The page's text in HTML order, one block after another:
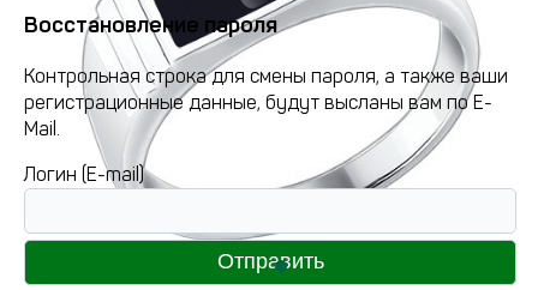
Восстановление пароля
Контрольная строка для смены пароля, а также ваши
регистрационные данные, будут высланы вам по E-
Mail.
Логин (E-mail)